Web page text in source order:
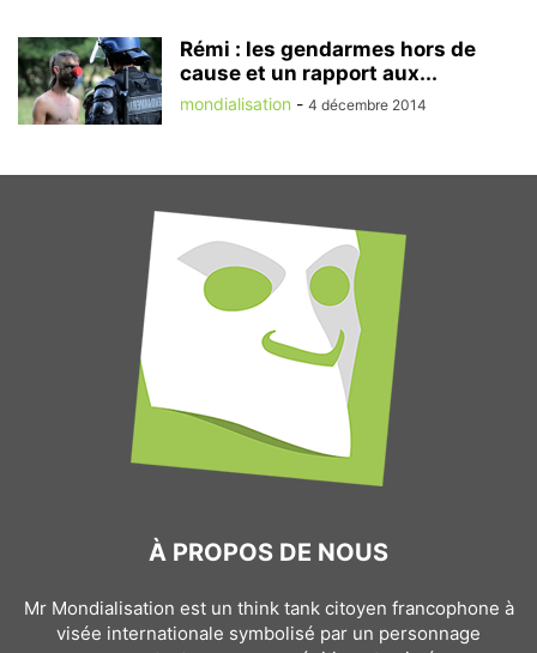
Rémi : les gendarmes hors de
cause et un rapport aux...
mondialisation - 4 décembre 2014
À PROPOS DE NOUS
Mr Mondialisation est un think tank citoyen francophone à
visée internationale symbolisé par un personnage